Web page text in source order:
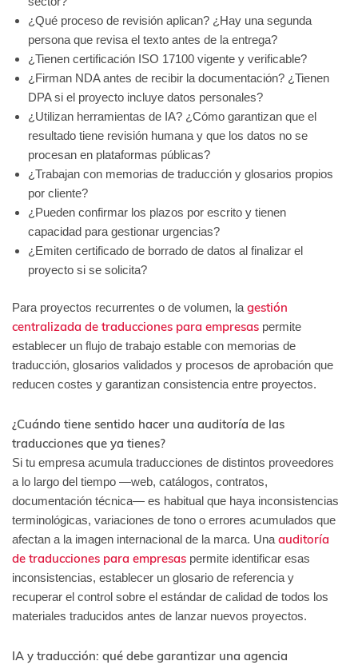
¿Qué proceso de revisión aplican? ¿Hay una segunda
persona que revisa el texto antes de la entrega?
¿Tienen certificación ISO 17100 vigente y verificable?
¿Firman NDA antes de recibir la documentación? ¿Tienen
DPA si el proyecto incluye datos personales?
¿Utilizan herramientas de IA? ¿Cómo garantizan que el
resultado tiene revisión humana y que los datos no se
procesan en plataformas públicas?
¿Trabajan con memorias de traducción y glosarios propios
por cliente?
¿Pueden confirmar los plazos por escrito y tienen
capacidad para gestionar urgencias?
¿Emiten certificado de borrado de datos al finalizar el
proyecto si se solicita?
Para proyectos recurrentes o de volumen, la gestión
centralizada de traducciones para empresas permite
establecer un flujo de trabajo estable con memorias de
traducción, glosarios validados y procesos de aprobación que
reducen costes y garantizan consistencia entre proyectos.
¿Cuándo tiene sentido hacer una auditoría de las
traducciones que ya tienes?
Si tu empresa acumula traducciones de distintos proveedores
a lo largo del tiempo —web, catálogos, contratos,
documentación técnica— es habitual que haya inconsistencias
terminológicas, variaciones de tono o errores acumulados que
afectan a la imagen internacional de la marca. Una auditoría
de traducciones para empresas permite identificar esas
inconsistencias, establecer un glosario de referencia y
recuperar el control sobre el estándar de calidad de todos los
materiales traducidos antes de lanzar nuevos proyectos.
IA y traducción: qué debe garantizar una agencia